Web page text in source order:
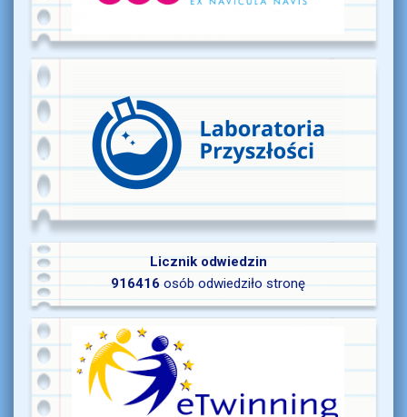
Licznik odwiedzin
916416 osób odwiedziło stronę